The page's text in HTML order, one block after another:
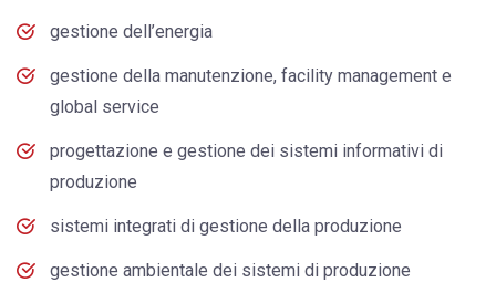
gestione dell’energia
gestione della manutenzione, facility management e
global service
progettazione e gestione dei sistemi informativi di
produzione
sistemi integrati di gestione della produzione
gestione ambientale dei sistemi di produzione